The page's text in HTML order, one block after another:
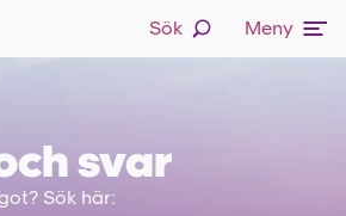
Sök
Meny
svar
Sök här: